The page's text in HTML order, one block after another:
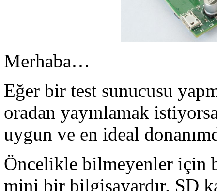
Merhaba…
Eğer bir test sunucusu
oradan yayınlamak
uygun ve en ideal
Öncelikle bilmeyenler için
mini bir bilgisayardır. SD